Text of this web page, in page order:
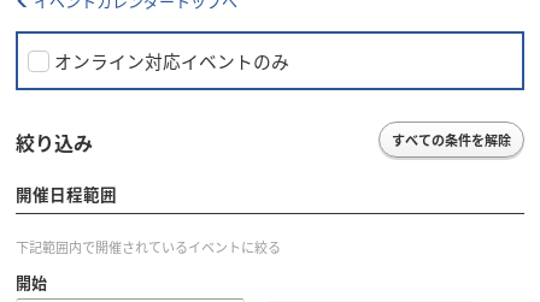
オンライン対応イベントのみ
絞り込み すべての条件を解除
開催日程範囲
下記範囲内で開催されているイベントに絞る
開始